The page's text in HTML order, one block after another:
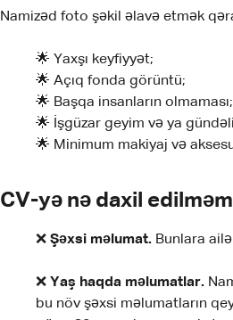
Namizəd foto şəkil əlavə etmək
🌟 Yaxşı keyfiyyət;
🌟 Açıq fonda görüntü;
🌟 Başqa insanların olmaması;
🌟 İşgüzar geyim və ya
🌟 Minimum makiyaj və
CV-yə nə daxil
❌Şəxsi məlumat. Bunlara
❌ Yaş haqda məlumatlar.
bu növ şəxsi məlumatların